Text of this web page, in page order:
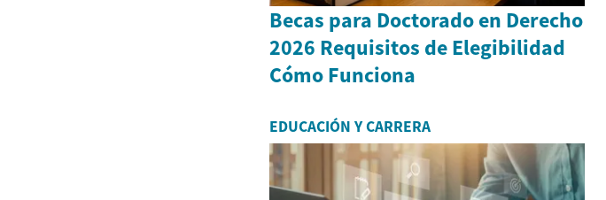
Becas para Doctorado en Derecho
2026 Requisitos de Elegibilidad
Cómo Funciona
EDUCACIÓN Y CARRERA